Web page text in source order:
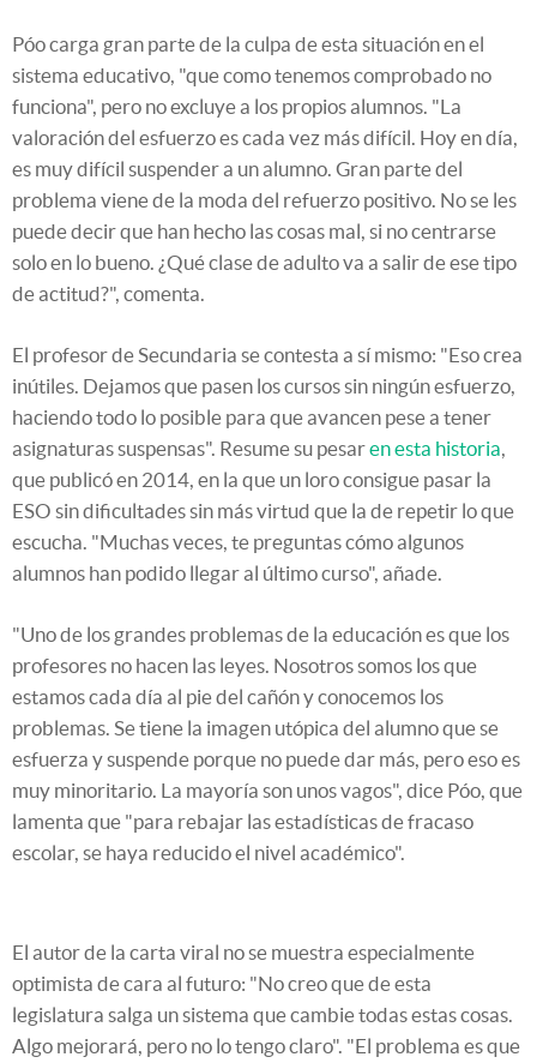
Póo carga gran parte de la culpa de esta situación en el
sistema educativo, "que como tenemos comprobado no
funciona", pero no excluye a los propios alumnos. "La
valoración del esfuerzo es cada vez más difícil. Hoy en día,
es muy difícil suspender a un alumno. Gran parte del
problema viene de la moda del refuerzo positivo. No se les
puede decir que han hecho las cosas mal, si no centrarse
solo en lo bueno. ¿Qué clase de adulto va a salir de ese tipo
de actitud?", comenta.
El profesor de Secundaria se contesta a sí mismo: "Eso crea
inútiles. Dejamos que pasen los cursos sin ningún esfuerzo,
haciendo todo lo posible para que avancen pese a tener
asignaturas suspensas". Resume su pesaren esta historia
que publicó en 2014, en la que un loro consigue pasar la
ESO sin dificultades sin más virtud que la de repetir lo que
escucha. "Muchas veces, te preguntas cómo algunos
alumnos han podido llegar al último curso", añade.
"Uno de los grandes problemas de la educación es que los
profesores no hacen las leyes. Nosotros somos los que
estamos cada día al pie del cañón y conocemos los
problemas. Se tiene la imagen utópica del alumno que se
esfuerza y suspende porque no puede dar más, pero eso es
muy minoritario. La mayoría son unos vagos", dice Póo, que
lamenta que "para rebajar las estadísticas de fracaso
escolar, se haya reducido el nivel académico".
El autor de la carta viral no se muestra especialmente
optimista de cara al futuro: "No creo que de esta
legislatura salga un sistema que cambie todas estas cosas.
Algo mejorará, pero no lo tengo claro". "El problema es que